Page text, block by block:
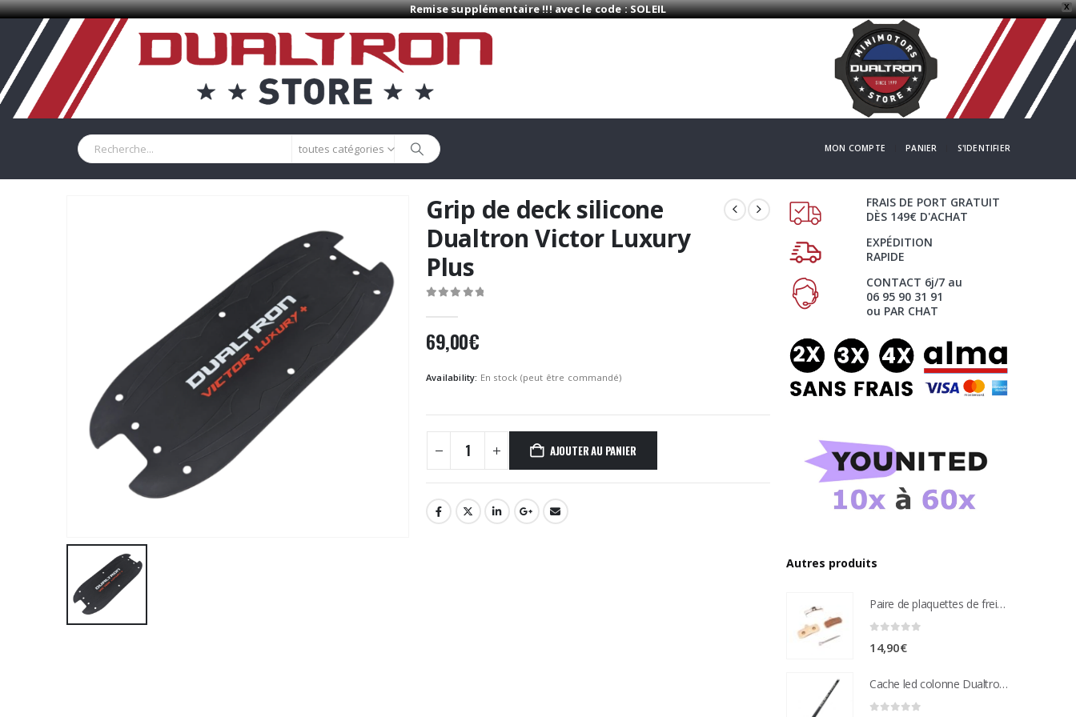
X
Remise supplémentaire !!! avec le code : SOLEIL
toutes catégories MON COMPTE PANIER S'IDENTIFIER
Grip de deck silicone
Dualtron Victor Luxury
Plus
69,00€
Availability: En stock (peut être commandé)
AJOUTER AU PANIER
FRAIS DE PORT GRATUIT
DÈS 149€ D'ACHAT
EXPÉDITION
RAPIDE
CONTACT 6j/7 au
06 95 90 31 91
ou PAR CHAT
Autres produits
Paire de plaquettes de frein métal frité Compatible étrier de freins nutt 4 pistons
14,90€
Cache led colonne Dualtron Victor